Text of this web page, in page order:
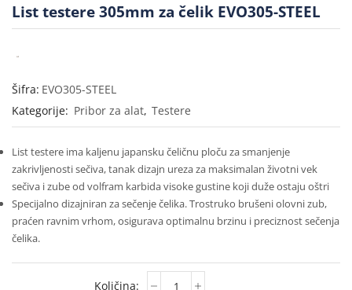
List testere 305mm za čelik EVO305-STEEL
Šifra: EVO305-STEEL
Kategorije: Pribor za alat, Testere
List testere ima kaljenu japansku čeličnu ploču za smanjenje
zakrivljenosti sečiva, tanak dizajn ureza za maksimalan životni vek
sečiva i zube od volfram karbida visoke gustine koji duže ostaju oštri
Specijalno dizajniran za sečenje čelika. Trostruko brušeni olovni zub,
praćen ravnim vrhom, osigurava optimalnu brzinu i preciznost sečenja
čelika.